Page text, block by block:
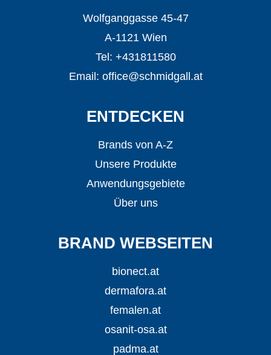
Wolfganggasse 45-47
A-1121 Wien
Tel: +431811580
Email: office@schmidgall.at
ENTDECKEN
Brands von A-Z
Unsere Produkte
Anwendungsgebiete
Über uns
BRAND WEBSEITEN
bionect.at
dermafora.at
femalen.at
osanit-osa.at
padma.at